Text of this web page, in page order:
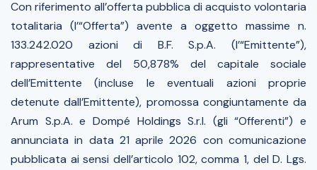
Con riferimento all’offerta pubblica di acquisto volontaria
totalitaria (l’“Offerta”) avente a oggetto massime n.
133.242.020 azioni di B.F. S.p.A. (l’“Emittente”),
rappresentative del 50,878% del capitale sociale
dell’Emittente (incluse le eventuali azioni proprie
detenute dall’Emittente), promossa congiuntamente da
Arum S.p.A. e Dompé Holdings S.r.l. (gli “Offerenti”) e
annunciata in data 21 aprile 2026 con comunicazione
pubblicata ai sensi dell’articolo 102, comma 1, del D. Lgs.